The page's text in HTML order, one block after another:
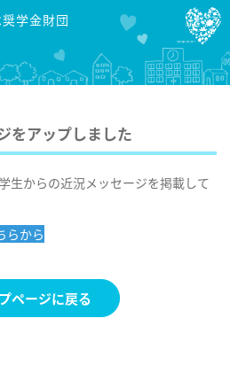
学金財団
をアップしました
生からの近況メッセージを掲載して
らから
ページに戻る